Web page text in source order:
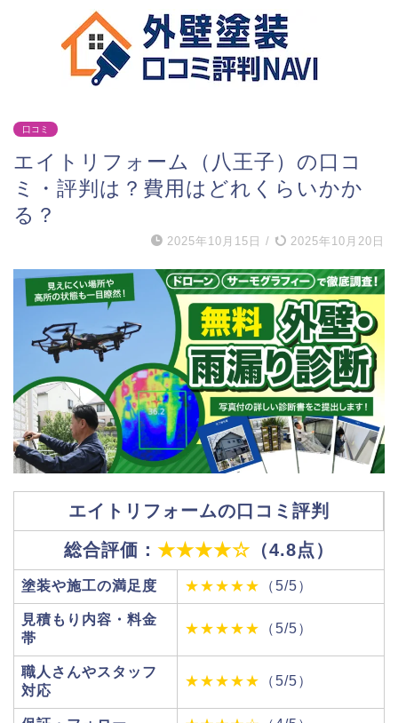
口コミ
エイトリフォーム（八王子）の口コ
ミ・評判は？費用はどれくらいかか
る？
2025年10月15日 / 2025年10月20日
エイトリフォームの口コミ評判
総合評価： ★★★★☆ （4.8点）
塗装や施工の満足度 ★★★★★ （5/5）
見積もり内容・料金
帯
★★★★★ （5/5）
職人さんやスタッフ
対応
★★★★★ （5/5）